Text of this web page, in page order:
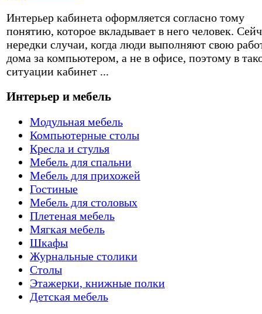
Интерьер кабинета оформляется согласно тому
понятию, которое вкладывает в него человек.
нередки случаи, когда люди выполняют свою
дома за компьютером, а не в офисе, поэтому в
ситуации кабинет ...
Интерьер и мебель
Модульная мебель
Компьютерные столы
Кресла и стулья
Мебель для спальни
Мебель для прихожей
Гостиные
Мебель для столовых
Плетеная мебель
Мягкая мебель
Шкафы
Журнальные столики
Столы
Этажерки, книжные полки
Детская мебель